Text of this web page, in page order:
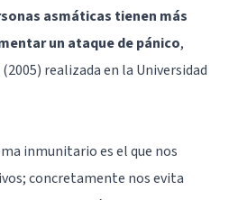
asmáticas tienen más
un ataque de pánico,
realizada en la Universidad
inmunitario es el que nos
concretamente nos evita